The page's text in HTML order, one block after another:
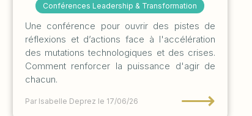
Conférences Leadership & Transformation
Une conférence pour ouvrir des pistes de
réflexions et d’actions face à l'accélération
des mutations technologiques et des crises.
Comment renforcer la puissance d'agir de
chacun.
Par Isabelle Deprez le 17/06/26 ⟶